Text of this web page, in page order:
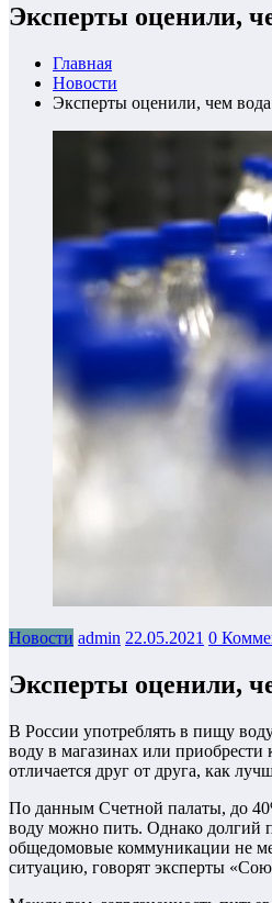
Эксперты оценили,
Главная
Новости
Эксперты оценили, чем
Новости admin 22.05.2021 0
Эксперты оценили,
В России употреблять в пищу
воду в магазинах или
отличается друг от друга, как
По данным Счетной палаты, до
воду можно пить. Однако долгий
общедомовые коммуникации не
ситуацию, говорят эксперты